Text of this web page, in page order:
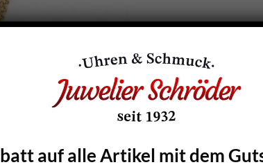
auf alle Artikel mit dem